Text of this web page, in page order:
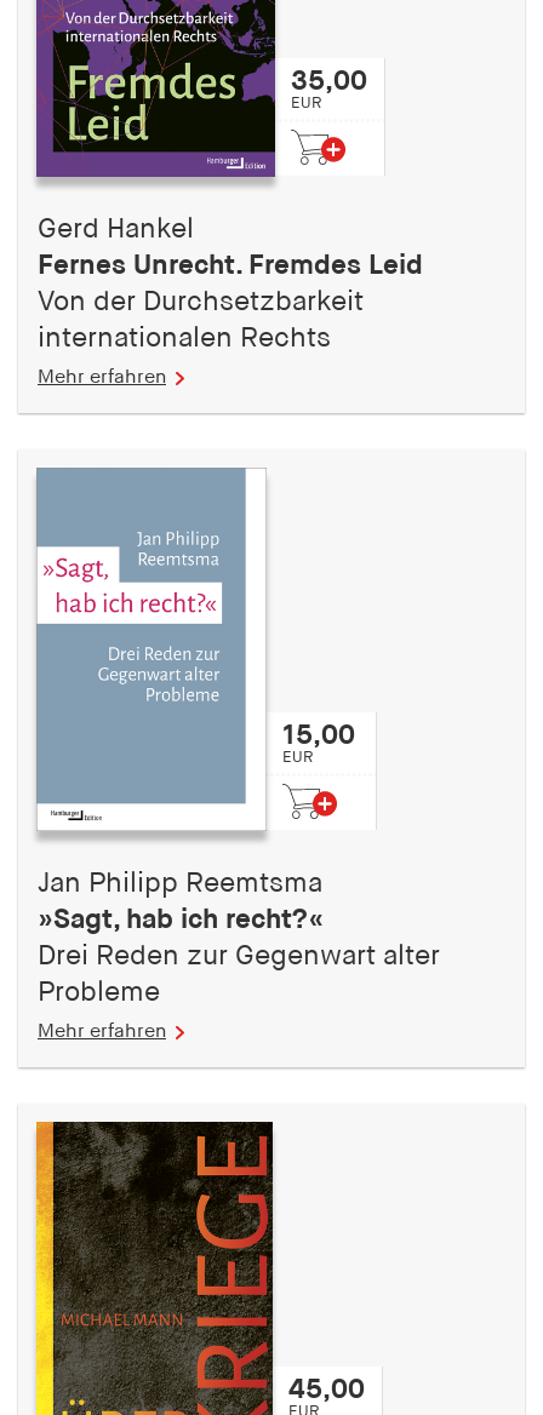
35,00
EUR
Gerd Hankel
Fernes Unrecht. Fremdes Leid
Von der Durchsetzbarkeit
internationalen Rechts
Mehr erfahren
15,00
EUR
Jan Philipp Reemtsma
»Sagt, hab ich recht?«
Drei Reden zur Gegenwart alter
Probleme
Mehr erfahren
45,00
EUR